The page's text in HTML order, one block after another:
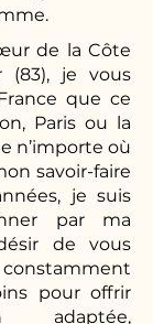
de la Côte
(83), je vous
que ce
Paris ou la
n’importe où
savoir-faire
je suis
par ma
de vous
pour offrir
adaptée,